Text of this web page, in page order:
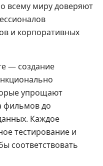
всему миру доверяют
и корпоративных
— создание
упрощают
фильмов до
Каждое
тестирование и
соответствовать